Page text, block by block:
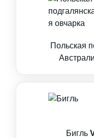
Польская
Бигль